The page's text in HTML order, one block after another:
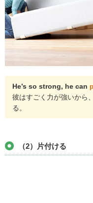
He’s so strong, he can
彼はすごく力が強いから
る。
（2）片付ける